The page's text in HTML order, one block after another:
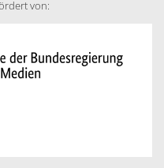
von: